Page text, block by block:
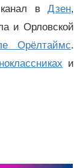
вДзен,
и Орловской
Орёлтаймс.
и